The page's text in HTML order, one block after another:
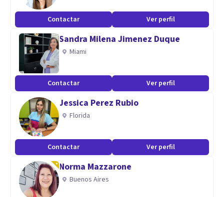
Contactar Ver perfil
Sandra Milena Jimenez Duque
Miami
Contactar Ver perfil
Jessica Perez Rubio
Florida
Contactar Ver perfil
Norma Mazzarone
Buenos Aires